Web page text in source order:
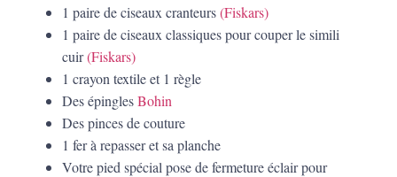
1 paire de ciseaux cranteurs(Fiskars)
1 paire de ciseaux classiques pour couper le simili
cuir(Fiskars)
1 crayon textile et 1 règle
Des épinglesBohin
Des pinces de couture
1 fer à repasser et sa planche
Votre pied spécial pose de fermeture éclair pour